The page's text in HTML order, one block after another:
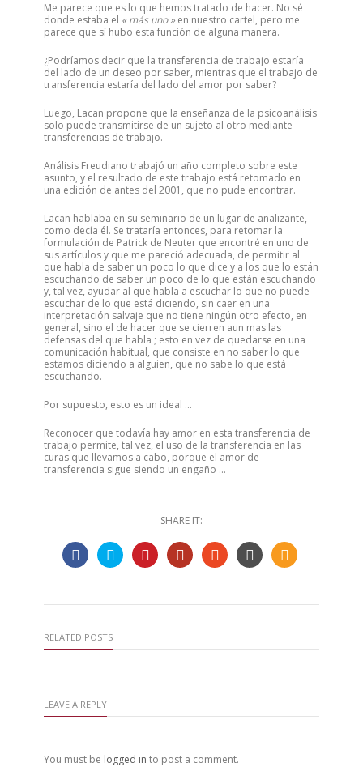
Me parece que es lo que hemos tratado de hacer. No sé
donde estaba el « más uno » en nuestro cartel, pero me
parece que sí hubo esta función de alguna manera.
¿Podríamos decir que la transferencia de trabajo estaría
del lado de un deseo por saber, mientras que el trabajo de
transferencia estaría del lado del amor por saber?
Luego, Lacan propone que la enseñanza de la psicoanálisis
solo puede transmitirse de un sujeto al otro mediante
transferencias de trabajo.
Análisis Freudiano trabajó un año completo sobre este
asunto, y el resultado de este trabajo está retomado en
una edición de antes del 2001, que no pude encontrar.
Lacan hablaba en su seminario de un lugar de analizante,
como decía él. Se trataría entonces, para retomar la
formulación de Patrick de Neuter que encontré en uno de
sus artículos y que me pareció adecuada, de permitir al
que habla de saber un poco lo que dice y a los que lo están
escuchando de saber un poco de lo que están escuchando
y, tal vez, ayudar al que habla a escuchar lo que no puede
escuchar de lo que está diciendo, sin caer en una
interpretación salvaje que no tiene ningún otro efecto, en
general, sino el de hacer que se cierren aun mas las
defensas del que habla ; esto en vez de quedarse en una
comunicación habitual, que consiste en no saber lo que
estamos diciendo a alguien, que no sabe lo que está
escuchando.
Por supuesto, esto es un ideal …
Reconocer que todavía hay amor en esta transferencia de
trabajo permite, tal vez, el uso de la transferencia en las
curas que llevamos a cabo, porque el amor de
transferencia sigue siendo un engaño …
SHARE IT:
RELATED POSTS
LEAVE A REPLY
You must be logged in to post a comment.